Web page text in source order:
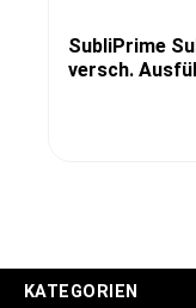
SubliPrime
versch.
KATEGORIEN